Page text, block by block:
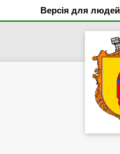
Версія для